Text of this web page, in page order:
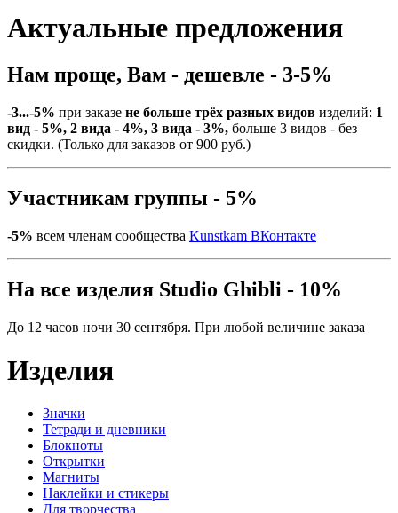
Актуальные предложения
Нам проще, Вам - дешевле - 3-5%
-3...-5% при заказе не больше трёх разных видов изделий: 1
вид - 5%, 2 вида - 4%, 3 вида - 3%, больше 3 видов - без
скидки. (Только для заказов от 900 руб.)
Участникам группы - 5%
-5% всем членам сообщества Kunstkam ВКонтакте
На все изделия Studio Ghibli - 10%
До 12 часов ночи 30 сентября. При любой величине заказа
Изделия
Значки
Тетради и дневники
Блокноты
Открытки
Магниты
Наклейки и стикеры
Для творчества